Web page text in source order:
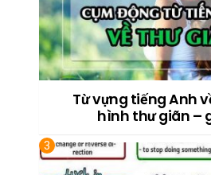
Từ vựng tiếng Anh
hình thư giãn –